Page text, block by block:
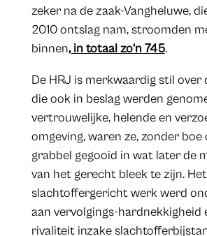
zeker na de zaak-Vangheluwe,
2010 ontslag nam, stroomden
binnen, in totaal zo’n 745.
De HRJ is merkwaardig stil over
die ook in beslag werden
vertrouwelijke, helende en
omgeving, waren ze, zonder boe
grabbel gegooid in wat later de
van het gerecht bleek te zijn.
slachtoffergericht werk werd
aan vervolgings-hardnekkigheid
rivaliteit inzake